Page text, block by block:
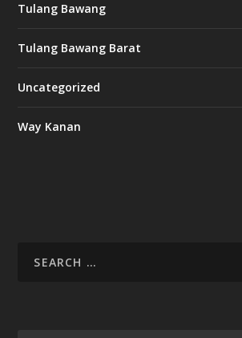
Tulang Bawang
Tulang Bawang Barat
Uncategorized
Way Kanan